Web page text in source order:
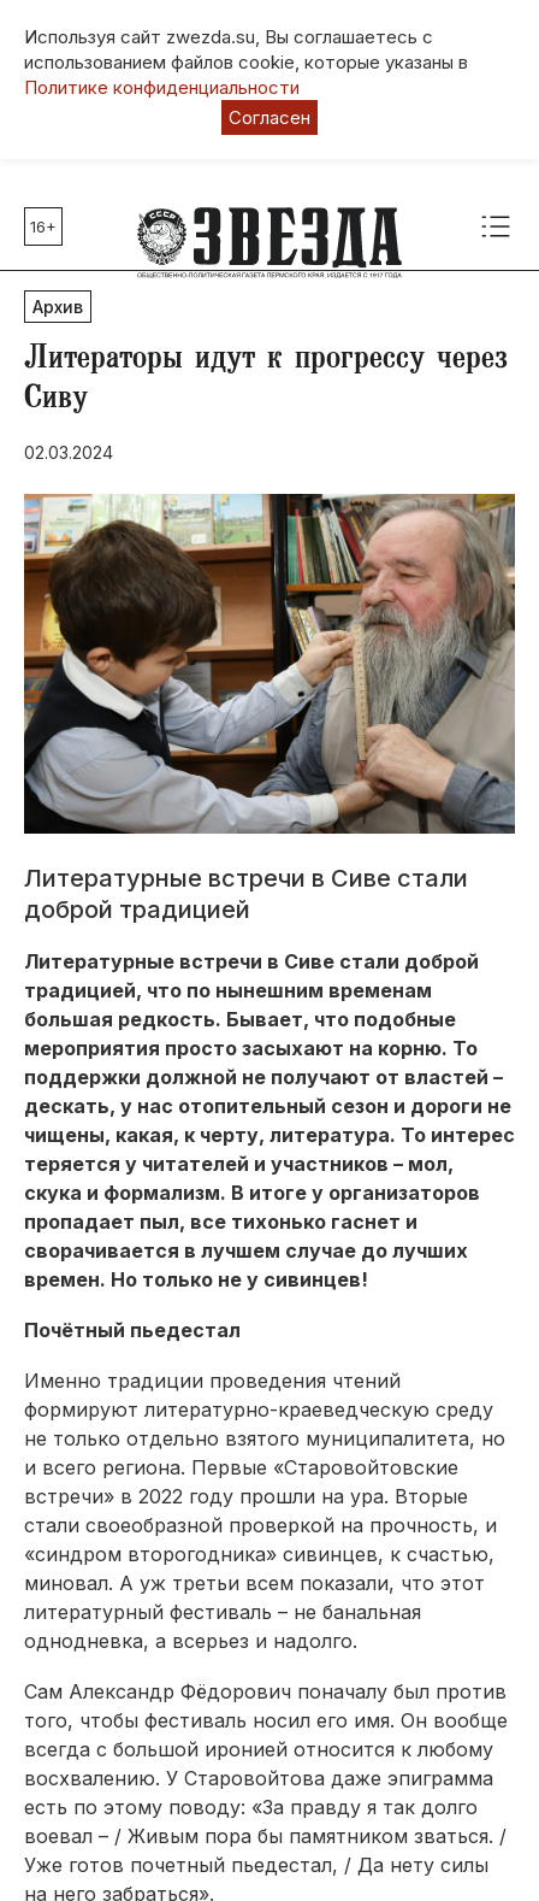
Используя сайт zwezda.su, Вы соглашаетесь с
использованием файлов cookie, которые указаны в
Политике конфиденциальности
Согласен
Главные темы
80 лет Победы
Молодежная столица РФ
СВО
Выборы в Пермском крае
Социальная поддержка
Инфраструктура
Благоустройство
16+
Архив
Литераторы идут к прогрессу через
Cиву
02.03.2024
Литературные встречи в Сиве стали
доброй традицией
Литературные встречи в Сиве стали доброй
традицией, что по нынешним временам
большая редкость. Бывает, что подобные
мероприятия просто засыхают на корню. То
поддержки должной не получают от властей –
дескать, у нас отопительный сезон и дороги не
чищены, какая, к черту, литература. То интерес
теряется у читателей и участников – мол,
скука и формализм. В итоге у организаторов
пропадает пыл, все тихонько гаснет и
сворачивается в лучшем случае до лучших
времен. Но только не у сивинцев!
Почётный пьедестал
Именно традиции проведения чтений
формируют литературно-краеведческую среду
не только отдельно взятого муниципалитета, но
и всего региона. Первые «Старовойтовские
встречи» в 2022 году прошли на ура. Вторые
стали своеобразной проверкой на прочность, и
«синдром второгодника» сивинцев, к счастью,
миновал. А уж третьи всем показали, что этот
литературный фестиваль – не банальная
однодневка, а всерьез и надолго.
Сам Александр Фёдорович поначалу был против
того, чтобы фестиваль носил его имя. Он вообще
всегда с большой иронией относится к любому
восхвалению. У Старовойтова даже эпиграмма
есть по этому поводу: «За правду я так долго
воевал – / Живым пора бы памятником зваться. /
Уже готов почетный пьедестал, / Да нету силы
на него забраться».